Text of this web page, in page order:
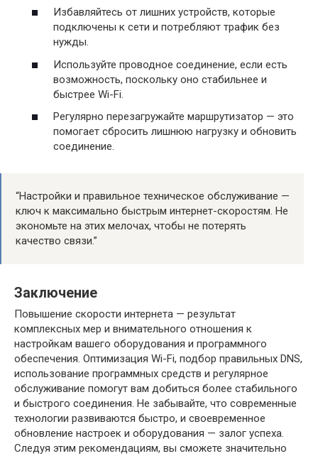
Избавляйтесь от лишних устройств, которые
подключены к сети и потребляют трафик без
нужды.
Используйте проводное соединение, если есть
возможность, поскольку оно стабильнее и
быстрее Wi-Fi.
Регулярно перезагружайте маршрутизатор — это
помогает сбросить лишнюю нагрузку и обновить
соединение.
“Настройки и правильное техническое обслуживание —
ключ к максимально быстрым интернет-скоростям. Не
экономьте на этих мелочах, чтобы не потерять
качество связи.”
Заключение
Повышение скорости интернета — результат
комплексных мер и внимательного отношения к
настройкам вашего оборудования и программного
обеспечения. Оптимизация Wi-Fi, подбор правильных DNS,
использование программных средств и регулярное
обслуживание помогут вам добиться более стабильного
и быстрого соединения. Не забывайте, что современные
технологии развиваются быстро, и своевременное
обновление настроек и оборудования — залог успеха.
Следуя этим рекомендациям, вы сможете значительно